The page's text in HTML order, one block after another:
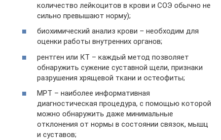
количество лейкоцитов в крови и СОЭ обычно не
сильно превышают норму);
биохимический анализ крови – необходим для
оценки работы внутренних органов;
рентген или КТ – каждый метод позволяет
обнаружить сужение суставной щели, признаки
разрушения хрящевой ткани и остеофиты;
МРТ – наиболее информативная
диагностическая процедура, с помощью которой
можно обнаружить даже минимальные
отклонения от нормы в состоянии связок, мышц
и суставов;